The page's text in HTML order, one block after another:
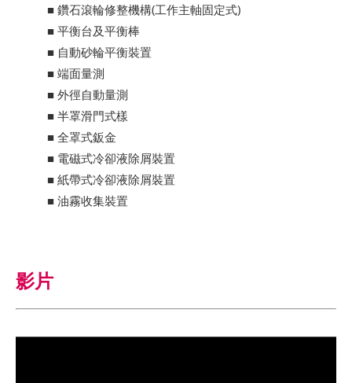
■ 鑽石滾輪修整機構(工作主軸固定式)
■ 平衡台及平衡棒
■ 自動砂輪平衡裝置
■ 端面量測
■ 外徑自動量測
■ 半罩滑門式樣
■ 全罩式鈑金
■ 電磁式冷卻液除屑裝置
■ 紙帶式冷卻液除屑裝置
■ 油霧收集裝置
影片